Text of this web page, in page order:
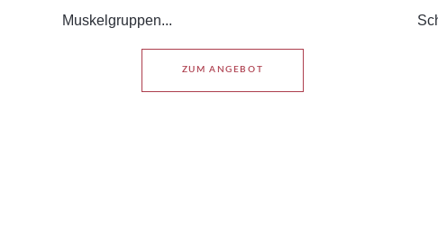
Muskelgruppen...
ZUM ANGEBOT